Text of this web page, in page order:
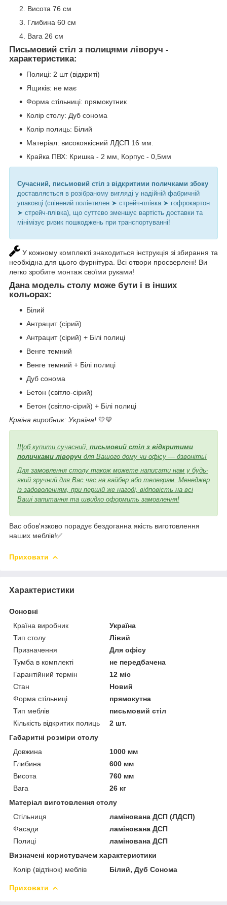
Висота 76 см
Глибина 60 см
Вага 26 см
Письмовий стіл з полицями ліворуч -
характеристика:
Полиці: 2 шт (відкриті)
Ящиків: не має
Форма стільниці: прямокутник
Колір столу: Дуб сонома
Колір полиць: Білий
Матеріал: високоякісний ЛДСП 16 мм.
Крайка ПВХ: Кришка - 2 мм, Корпус - 0,5мм
Сучасний, письмовий стіл з відкритими поличками збоку
доставляється в розібраному вигляді у надійній фабричній
упаковці (спінений поліетилен ➤ стрейч-плівка ➤ гофрокартон
➤ стрейч-плівка), що суттєво зменшує вартість доставки та
мінімізує ризик пошкоджень при транспортуванні!
У кожному комплекті знаходиться інструкція зі збирання та
необхідна для цього фурнітура. Всі отвори просверлені! Ви
легко зробите монтаж своїми руками!
Дана модель столу може бути і в інших
кольорах:
Білий
Антрацит (сірий)
Антрацит (сірий) + Білі полиці
Венге темний
Венге темний + Білі полиці
Дуб сонома
Бетон (світло-сірий)
Бетон (світло-сірий) + Білі полиці
Країна виробник: Україна! 💛💙
Щоб купити сучасний, письмовий стіл з відкритими
поличками ліворуч для Вашого дому чи офісу — дзвоніть!
Для замовлення столу також можете написати нам у будь-
який зручний для Вас час на вайбер або телеграм. Менеджер
із задоволенням, при першій же нагоді, відповість на всі
Ваші запитання та швидко оформить замовлення!
Вас обов'язково порадує бездоганна якість виготовлення
наших меблів!✅
Приховати
Характеристики
Основні
Країна виробник
Україна
Тип столу
Лівий
Призначення
Для офісу
Тумба в комплекті
не передбачена
Гарантійний термін
12 міс
Стан
Новий
Форма стільниці
прямокутна
Тип меблів
письмовий стіл
Кількість відкритих полиць
2 шт.
Габаритні розміри столу
Довжина
1000 мм
Глибина
600 мм
Висота
760 мм
Вага
26 кг
Матеріал виготовлення столу
Стільниця
ламінована ДСП (ЛДСП)
Фасади
ламінована ДСП
Полиці
ламінована ДСП
Визначені користувачем характеристики
Колір (відтінок) меблів
Білий, Дуб Сонома
Приховати